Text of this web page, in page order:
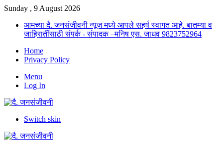
Sunday , 9 August 2026
आमच्या दै. जनसंजीवनी न्यूज मध्ये आपले सहर्ष स्वागत आहे. बातम्या व
जाहिरातींसाठी संपर्क - संपादक –मनिष एस. जाधव 9823752964
Home
Privacy Policy
Menu
Log In
Switch skin